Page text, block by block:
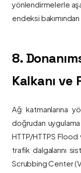
yönlendirmelerle
endeksi
8.
Kalkanı
Ağ katmanlarına
doğrudan
HTTP/HTTPS
trafik dalgalarını
Scrubbing Center